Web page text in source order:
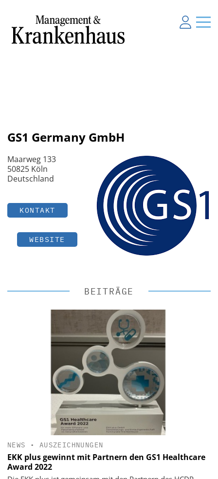
GS1 Germany GmbH
Maarweg 133
50825 Köln
Deutschland
KONTAKT
WEBSITE
BEITRÄGE
NEWS • AUSZEICHNUNGEN
EKK plus gewinnt mit Partnern den GS1 Healthcare
Award 2022